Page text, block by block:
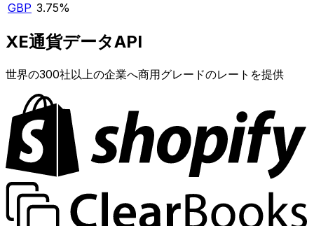
GBP 3.75%
XE通貨データAPI
世界の300社以上の企業へ商用グレードのレートを提供